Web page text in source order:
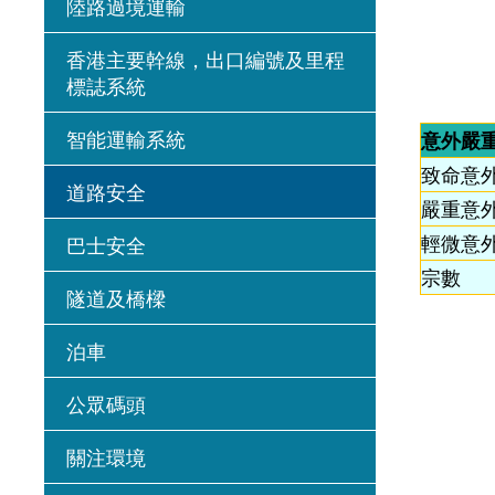
陸路過境運輸
香港主要幹線，出口編號及里程
標誌系統
智能運輸系統
道路安全
巴士安全
隧道及橋樑
泊車
公眾碼頭
關注環境
意外嚴
致命意
嚴重意
輕微意
宗數